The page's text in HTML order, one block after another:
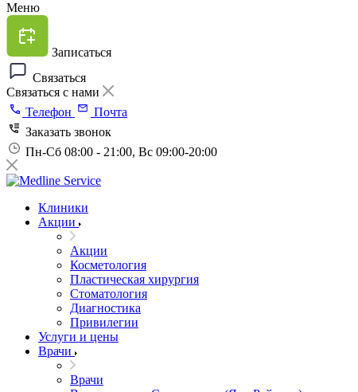
Меню
Записаться
Связаться
Связаться с нами
Телефон
Почта
Заказать звонок
Пн-Сб 08:00 - 21:00, Вс 09:00-20:00
Клиники
Акции
Акции
Косметология
Пластическая хирургия
Стоматология
Диагностика
Привилегии
Услуги и цены
Врачи
Врачи